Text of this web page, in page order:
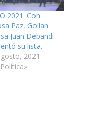
2021: Con
Paz, Gollan
Juan Debandi
su lista.
2021